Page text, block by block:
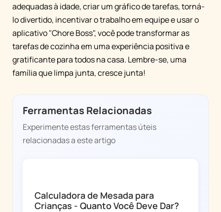
adequadas à idade, criar um gráfico de tarefas, torná-
lo divertido, incentivar o trabalho em equipe e usar o
aplicativo "Chore Boss", você pode transformar as
tarefas de cozinha em uma experiência positiva e
gratificante para todos na casa. Lembre-se, uma
família que limpa junta, cresce junta!
Ferramentas Relacionadas
Experimente estas ferramentas úteis
relacionadas a este artigo
Calculadora de Mesada para
Crianças - Quanto Você Deve Dar?